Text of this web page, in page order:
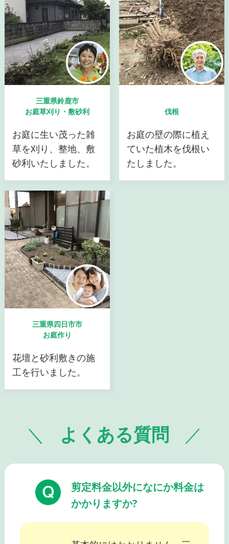
三重県鈴鹿市
お庭草刈り・敷砂利
お庭に生い茂った雑
草を刈り、整地、敷
砂利いたしました。
伐根
お庭の壁の際に植え
ていた植木を伐根い
たしました。
三重県四日市市
お庭作り
花壇と砂利敷きの施
工を行いました。
よくある質問
剪定料金以外になにか料金は
かかりますか?